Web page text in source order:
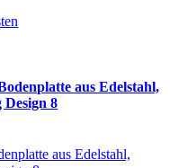
aus Edelstahl,
Design 8
aus Edelstahl,